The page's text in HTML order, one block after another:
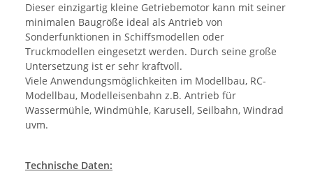
Dieser einzigartig kleine Getriebemotor kann mit seiner
minimalen Baugröße ideal als Antrieb von
Sonderfunktionen in Schiffsmodellen oder
Truckmodellen eingesetzt werden. Durch seine große
Untersetzung ist er sehr kraftvoll.
Viele Anwendungsmöglichkeiten im Modellbau, RC-
Modellbau, Modelleisenbahn z.B. Antrieb für
Wassermühle, Windmühle, Karusell, Seilbahn, Windrad
uvm.
Technische Daten: